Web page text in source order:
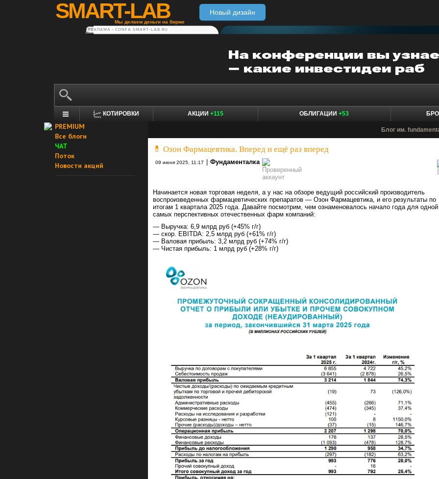
SMART-LAB
Мы делаем деньги на бирже
Новый дизайн
РЕКЛАМА • CONFA.SMART-LAB.RU
КОТИРОВКИ АКЦИИ +115 ОБЛИГАЦИИ +53
PREMIUM
Все блоги
ЧАТ
Поток
Новости акций
Блог им.
💊 Озон Фармацевтика. Вперед и ещё раз вперед
09 июня 2025, 11:17 Фундаменталка
Начинается новая торговая неделя, а у нас на обзоре ведущий российский производитель
воспроизведенных фармацевтических препаратов — Озон Фармацевтика, и его результаты по
итогам 1 квартала 2025 года. Давайте посмотрим, чем ознаменовалось начало года для одной
самых перспективных отечественных фарм компаний:
— Выручка: 6,9 млрд руб (+45% г/г)
— скор. EBITDA: 2,5 млрд руб (+61% г/г)
— Валовая прибыль: 3,2 млрд руб (+74% г/г)
— Чистая прибыль: 1 млрд руб (+28% г/г)